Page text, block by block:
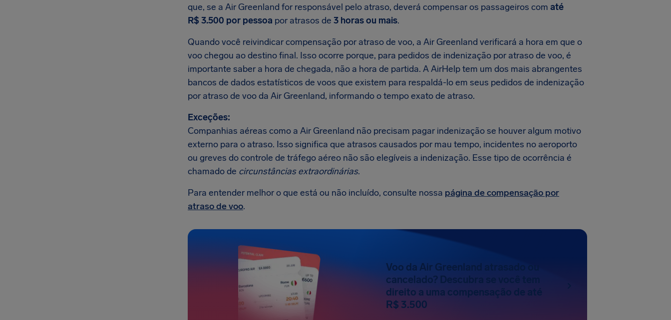
que, se a Air Greenland for responsável pelo atraso, deverá compensar os passageiros com até
R$ 3.500 por pessoa por atrasos de 3 horas ou mais.
Quando você reivindicar compensação por atraso de voo, a Air Greenland verificará a hora em que o
voo chegou ao destino final. Isso ocorre porque, para pedidos de indenização por atraso de voo, é
importante saber a hora de chegada, não a hora de partida. A AirHelp tem um dos mais abrangentes
bancos de dados estatísticos de voos que existem para respaldá-lo em seus pedidos de indenização
por atraso de voo da Air Greenland, informando o tempo exato de atraso.
Exceções:
Companhias aéreas como a Air Greenland não precisam pagar indenização se houver algum motivo
externo para o atraso. Isso significa que atrasos causados por mau tempo, incidentes no aeroporto
ou greves do controle de tráfego aéreo não são elegíveis a indenização. Esse tipo de ocorrência é
chamado de circunstâncias extraordinárias.
Para entender melhor o que está ou não incluído, consulte nossa página de compensação por
atraso de voo.
Voo da Air Greenland atrasado ou
cancelado? Descubra se você tem
direito a uma compensação de até
R$ 3.500